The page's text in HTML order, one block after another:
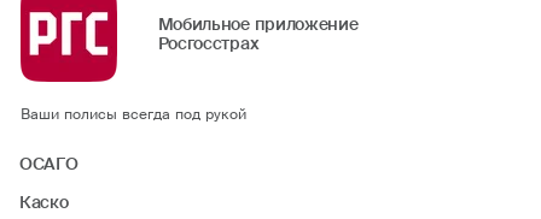
Мобильное приложение
Росгосстрах
Ваши полисы всегда под рукой
ОСАГО
Каско